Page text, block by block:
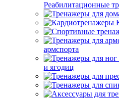
Реабилитационные
армспорта
и ягодиц